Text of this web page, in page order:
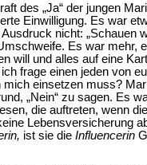
des „Ja“ der jungen
Einwilligung. Es war
nicht:
Es war
will und alles auf eine
frage einen jeden von
einsetzen muss?
„Nein“ zu sagen. Es
die auftreten, wenn
Lebensversicherung
ist sie die Influencerin